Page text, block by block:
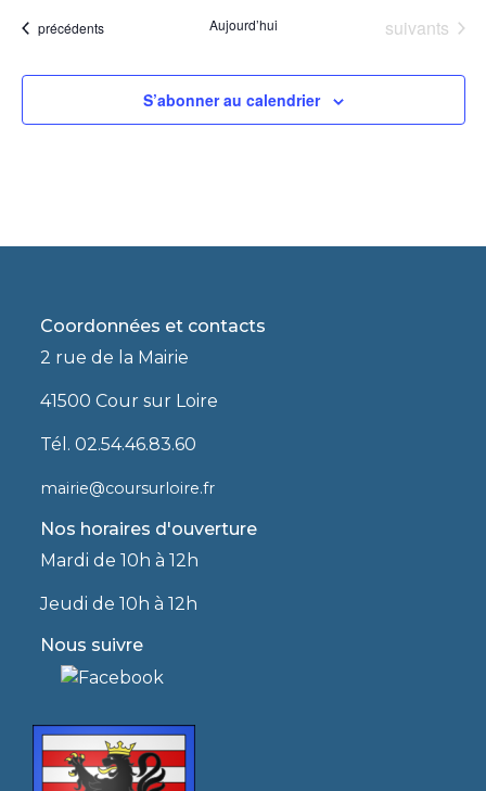
Évènements
précédents Aujourd’hui Évènements
suivants
S’abonner au calendrier
Coordonnées et contacts
2 rue de la Mairie
41500 Cour sur Loire
Tél. 02.54.46.83.60
mairie@coursurloire.fr
Nos horaires d'ouverture
Mardi de 10h à 12h
Jeudi de 10h à 12h
Nous suivre